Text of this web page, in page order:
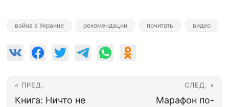
война в Украине рекомендации почитать видео
« ПРЕД.
Книга: Ничто не
СЛЕД. »
Марафон по-